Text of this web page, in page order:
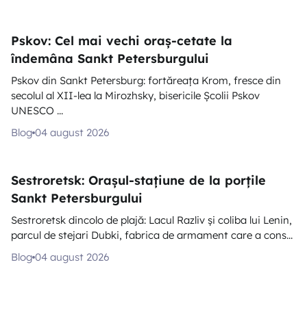
Pskov: Cel mai vechi oraș-cetate la
îndemâna Sankt Petersburgului
Pskov din Sankt Petersburg: fortăreața Krom, fresce din
secolul al XII-lea la Mirozhsky, bisericile Școlii Pskov
UNESCO ...
Blog 04 august 2026
Sestroretsk: Orașul-stațiune de la porțile
Sankt Petersburgului
Sestroretsk dincolo de plajă: Lacul Razliv și coliba lui Lenin,
parcul de stejari Dubki, fabrica de armament care a cons...
Blog 04 august 2026